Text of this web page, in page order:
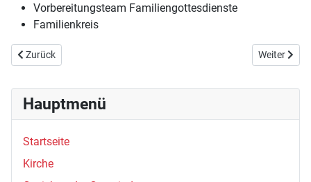
Vorbereitungsteam Familiengottesdienste
Familienkreis
Vorheriger Beitrag: Download
Zurück Nächster
Weiter
Hauptmenü
Startseite
Kirche